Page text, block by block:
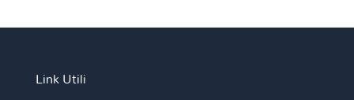
Link Utili